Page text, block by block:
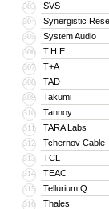
303 SVS
304 Synergistic
305 System Audio
306 T.H.E.
307 T+A
308 TAD
309 Takumi
310 Tannoy
311 TARA Labs
312 Tchernov Cable
313 TCL
314 TEAC
315 Tellurium Q
316 Thales